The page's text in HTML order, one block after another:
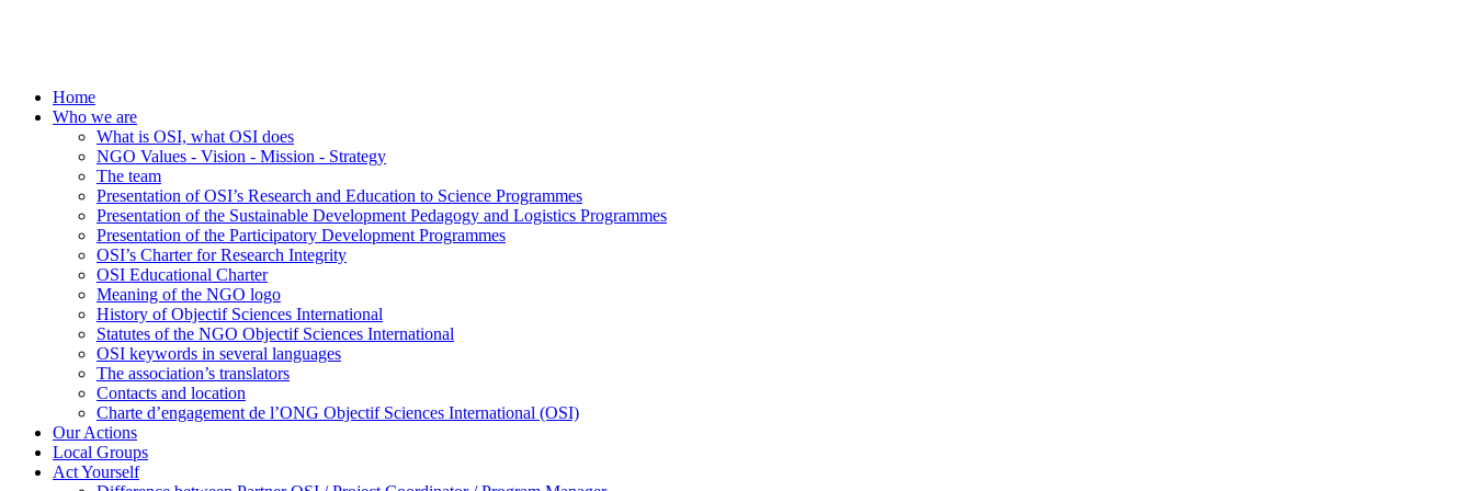
Home
Who we are
What is OSI, what OSI does
NGO Values - Vision - Mission - Strategy
The team
Presentation of OSI’s Research and Education to Science Programmes
Presentation of the Sustainable Development Pedagogy and Logistics Programmes
Presentation of the Participatory Development Programmes
OSI’s Charter for Research Integrity
OSI Educational Charter
Meaning of the NGO logo
History of Objectif Sciences International
Statutes of the NGO Objectif Sciences International
OSI keywords in several languages
The association’s translators
Contacts and location
Charte d’engagement de l’ONG Objectif Sciences International (OSI)
Our Actions
Local Groups
Act Yourself